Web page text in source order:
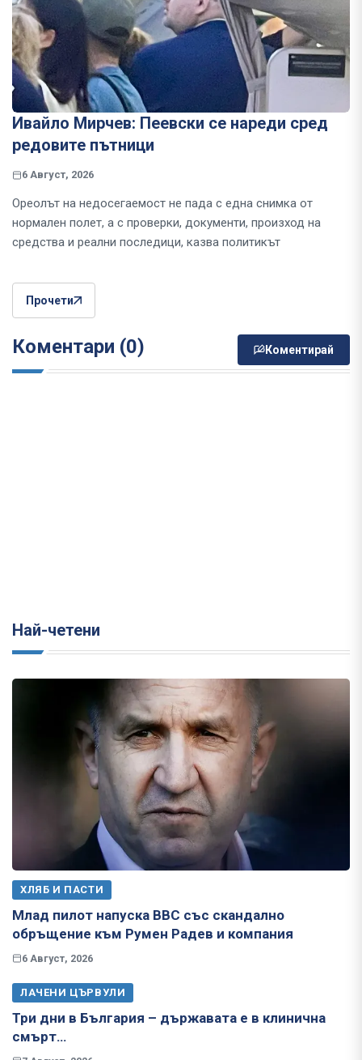
Ивайло Мирчев: Пеевски се нареди сред
редовите пътници
6 Август, 2026
Ореолът на недосегаемост не пада с една снимка от
нормален полет, а с проверки, документи, произход на
средства и реални последици, казва политикът
Прочети
Коментари (0) Коментирай
Най-четени
ХЛЯБ И ПАСТИ
Млад пилот напуска ВВС със скандално
обръщение към Румен Радев и компания
6 Август, 2026
ЛАЧЕНИ ЦЪРВУЛИ
Три дни в България – държавата е в клинична
смърт…